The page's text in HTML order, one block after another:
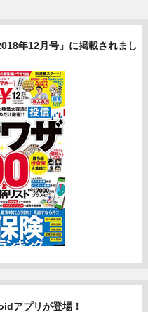
年12月号」に掲載されまし
アプリが登場！